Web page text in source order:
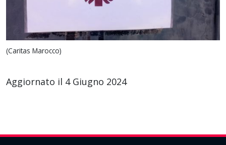
(Caritas Marocco)
Aggiornato il 4 Giugno 2024